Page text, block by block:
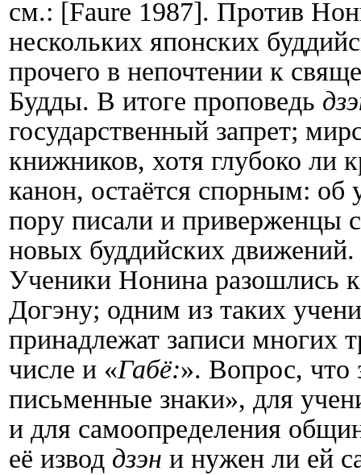
см.: [Faure 1987]. Против
нескольких японских
прочего в непочтении к
Будды. В итоге проповедь
государственный запрет;
книжников, хотя глубоко ли
канон, остаётся спорным: об
пору писали и приверженцы
новых буддийских
Ученики Нонина разошлись
Догэну; одним из таких
принадлежат записи многих
числе и «Габё:». Вопрос, что
письменные знаки», для
и для самоопределения
её извод дзэн и нужен ли ей